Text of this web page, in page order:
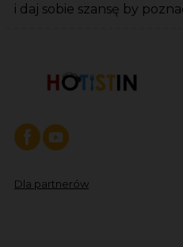
i daj sobie szansę by
Dla partnerów